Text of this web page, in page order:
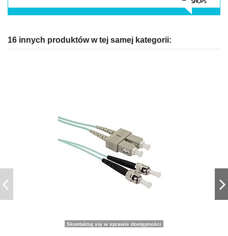
16 innych produktów w tej samej kategorii:
Skontaktuj się w sprawie dostępności